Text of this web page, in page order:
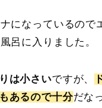
になっているので
呂に入りました。
は小さいですが、
あるので十分だな